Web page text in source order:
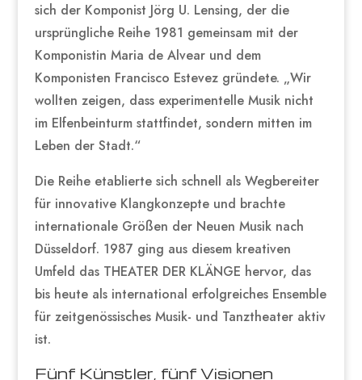
sich der Komponist Jörg U. Lensing, der die
ursprüngliche Reihe 1981 gemeinsam mit der
Komponistin Maria de Alvear und dem
Komponisten Francisco Estevez gründete. „Wir
wollten zeigen, dass experimentelle Musik nicht
im Elfenbeinturm stattfindet, sondern mitten im
Leben der Stadt.“
Die Reihe etablierte sich schnell als Wegbereiter
für innovative Klangkonzepte und brachte
internationale Größen der Neuen Musik nach
Düsseldorf. 1987 ging aus diesem kreativen
Umfeld das THEATER DER KLÄNGE hervor, das
bis heute als international erfolgreiches Ensemble
für zeitgenössisches Musik- und Tanztheater aktiv
ist.
Fünf Künstler, fünf Visionen